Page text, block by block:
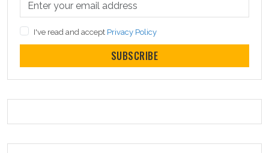
I've read and accept Privacy Policy
SUBSCRIBE